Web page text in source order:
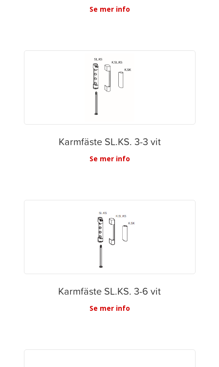
Se mer info
Karmfäste SL.KS. 3-3 vit
Se mer info
Karmfäste SL.KS. 3-6 vit
Se mer info